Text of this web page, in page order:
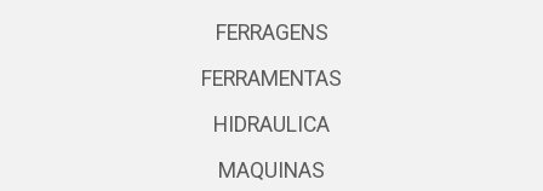
FERRAGENS
FERRAMENTAS
HIDRAULICA
MAQUINAS